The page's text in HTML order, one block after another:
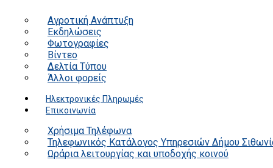
Αγροτική Ανάπτυξη
Εκδηλώσεις
Φωτογραφίες
Βίντεο
Δελτία Τύπου
Άλλοι φορείς
Ηλεκτρονικές Πληρωμές
Επικοινωνία
Χρήσιμα Τηλέφωνα
Τηλεφωνικός Κατάλογος Υπηρεσιών Δήμου
Ωράρια λειτουργίας και υποδοχής κοινού